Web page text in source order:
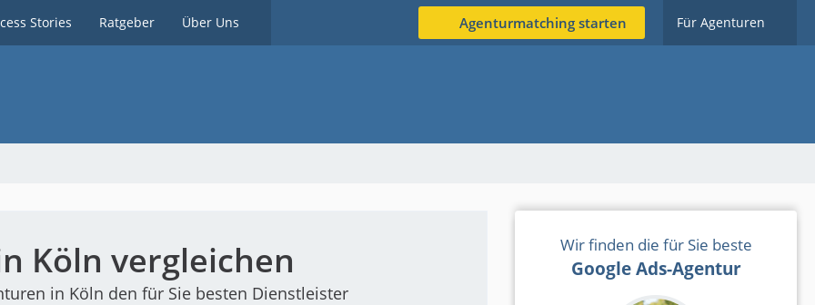
Stories Ratgeber Über Uns Agenturmatching starten Für Agenturen
Köln vergleichen
in Köln den für Sie besten Dienstleister
Wir finden die für Sie beste
Google Ads-Agentur